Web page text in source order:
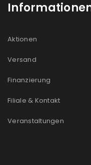
NEWSLETTER
Aktionen
Versand
Finanzierung
Filiale & Kontakt
Veranstaltungen